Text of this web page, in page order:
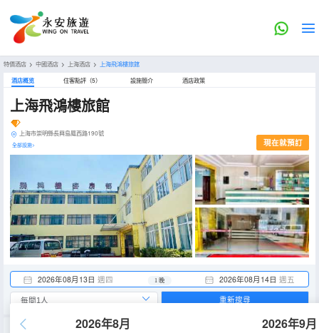
特價酒店 > 中國酒店 > 上海酒店 > 上海飛鴻樓旅館
酒店概览 住客點評（5） 設施簡介 酒店政策
上海飛鴻樓旅館
上海市崇明縣長興島鳳西路190號
全部設施> 現在就預訂
2026年08月13日 週四 2026年08月14日 週五
1 晚
2026年8月 2026年9月
重新搜尋